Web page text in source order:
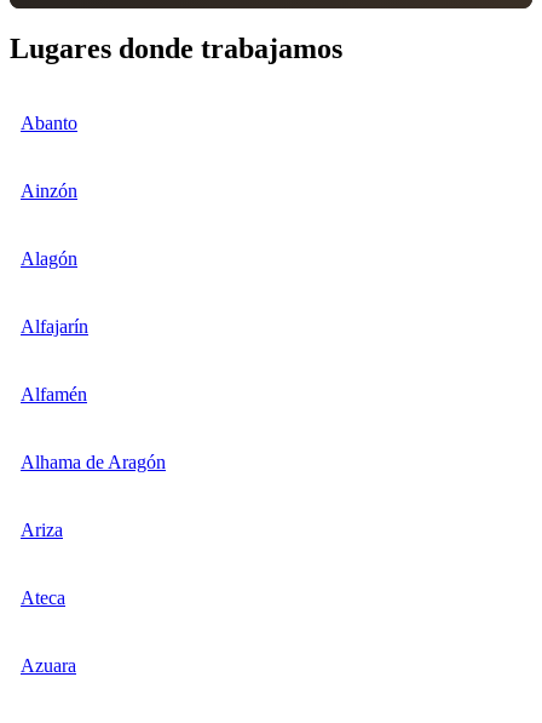
Lugares donde trabajamos
Abanto
Ainzón
Alagón
Alfajarín
Alfamén
Alhama de Aragón
Ariza
Ateca
Azuara